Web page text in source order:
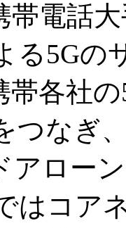
帯電話
る5G
帯各社
つなぎ
アロー
はコア